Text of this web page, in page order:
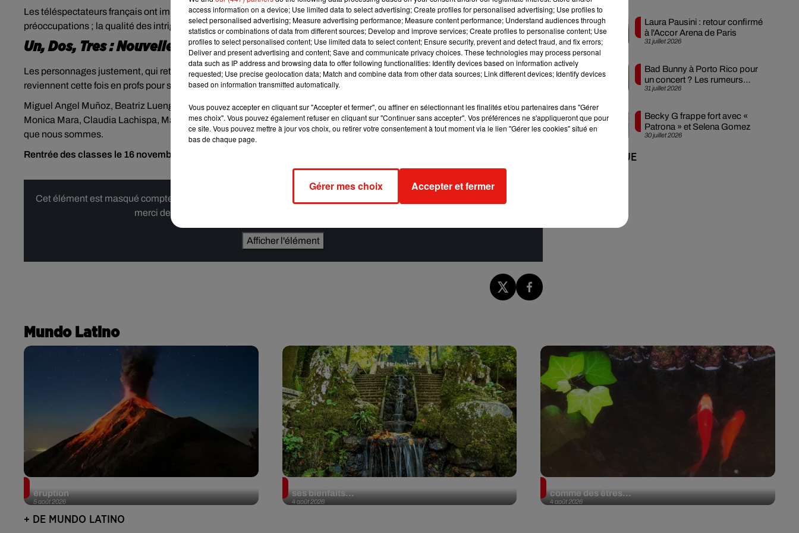
Les téléspectateurs français ont immédiatement adhéré aux personnages de la série qui semblaient partager leurs
préoccupations ; la qualité des intrigues, liée au magnétisme des acteurs a fait le reste.
Un, Dos, Tres : Nouvelle Génération: Qui, quelle chaîne, quand et à quelle heure ?
Les personnages justement, qui retrouvera-t-on dansUn, Dos, Tres : Nouvelle Génération? Silvia, Lola et Roberto
reviennent cette fois en profs pour sauver leur école de la banqueroute.
Miguel Angel Muñoz, Beatriz Luengo et Mónica Cruz joueront les vétérans à côté d’une toute jeune distribution (Marc Soler,
Monica Mara, Claudia Lachispa, Marc Betriu et Quique Gonzalez) qui ne tardera pas à entrer dans le cœur des nostalgiques
que nous sommes.
Rentrée des classes le 16 novembre sur W9, à 21h05.
Cet élément est masqué compte-tenu du refus du dépôt de cookies que vous avez exprimé. Si vous souhaitez l'afficher,
merci de nous donner votre accord en cliquant sur le bouton ci-dessous.
Afficher l'élément
31 juillet 2026
Laura Pausini : retour confirmé
à l'Accor Arena de Paris
31 juillet 2026
Bad Bunny à Porto Rico pour
un concert ? Les rumeurs
s'intensifient
30 juillet 2026
Becky G frappe fort avec «
Patrona » et Selena Gomez
+ DE MUSIQUE
Mundo Latino
5 août 2026
éruption
4 août 2026
ses bienfaits...
4 août 2026
comme des êtres...
+ DE MUNDO LATINO
access information on a device; Use limited data to select advertising; Create profiles for personalised advertising; Use profiles to
select personalised advertising; Measure advertising performance; Measure content performance; Understand audiences through
statistics or combinations of data from different sources; Develop and improve services; Create profiles to personalise content; Use
profiles to select personalised content; Use limited data to select content; Ensure security, prevent and detect fraud, and fix errors;
Deliver and present advertising and content; Save and communicate privacy choices. These technologies may process personal
data such as IP address and browsing data to offer following functionalities: Identify devices based on information actively
requested; Use precise geolocation data; Match and combine data from other data sources; Link different devices; Identify devices
based on information transmitted automatically.
Vous pouvez accepter en cliquant sur "Accepter et fermer", ou affiner en sélectionnant les finalités et/ou partenaires dans "Gérer
mes choix". Vous pouvez également refuser en cliquant sur "Continuer sans accepter". Vos préférences ne s'appliqueront que pour
ce site. Vous pouvez mettre à jour vos choix, ou retirer votre consentement à tout moment via le lien "Gérer les cookies" situé en
bas de chaque page.
Gérer mes choix Accepter et fermer